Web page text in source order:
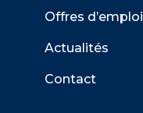
Offres d’emploi
Actualités
Contact